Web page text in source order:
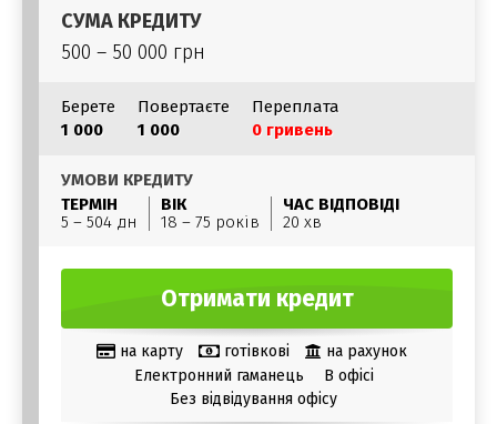
СУМА КРЕДИТУ
500 – 50 000 грн
Берете
1 000
Повертаєте
1 000
Переплата
0 гривень
УМОВИ КРЕДИТУ
ТЕРМІН
5 – 504 дн
ВІК
18 – 75 років
ЧАС ВІДПОВІДІ
20 хв
Отримати кредит
на карту готівкові
на рахунок
Електронний гаманець
В офісі
Без відвідування офісу